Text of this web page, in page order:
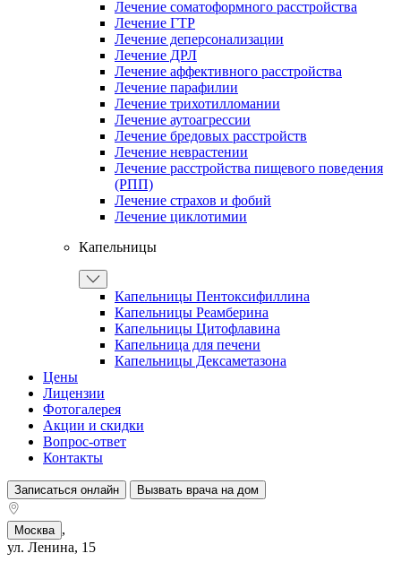
Лечение соматоформного расстройства
Лечение ГТР
Лечение деперсонализации
Лечение ДРЛ
Лечение аффективного расстройства
Лечение парафилии
Лечение трихотилломании
Лечение аутоагрессии
Лечение бредовых расстройств
Лечение неврастении
Лечение расстройства пищевого поведения
(РПП)
Лечение страхов и фобий
Лечение циклотимии
Капельницы
Капельницы Пентоксифиллина
Капельницы Реамберина
Капельницы Цитофлавина
Капельница для печени
Капельницы Дексаметазона
Цены
Лицензии
Фотогалерея
Акции и скидки
Вопрос-ответ
Контакты
Записаться онлайн Вызвать врача на дом
Москва ,
ул. Ленина, 15